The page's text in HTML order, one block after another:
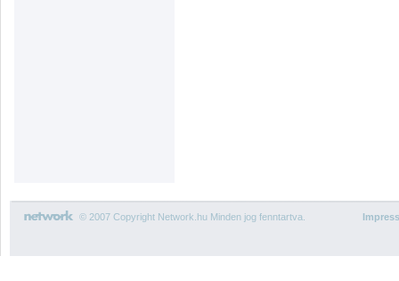
© 2007 Copyright Network.hu Minden jog fenntartva.